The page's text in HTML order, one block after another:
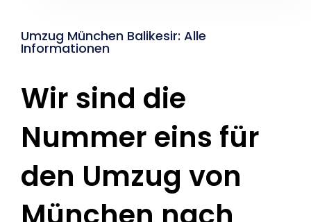
Umzug München Balikesir: Alle
Informationen
Wir sind die
Nummer eins für
den Umzug von